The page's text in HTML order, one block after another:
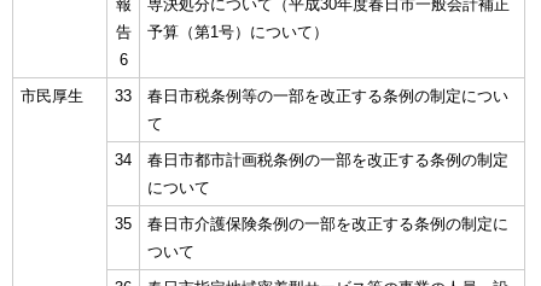
報
告
6
専決処分について（平成30年度春日市一般会計補正
予算（第1号）について）
市民厚生 33
春日市税条例等の一部を改正する条例の制定につい
て
34
春日市都市計画税条例の一部を改正する条例の制定
について
35
春日市介護保険条例の一部を改正する条例の制定に
ついて